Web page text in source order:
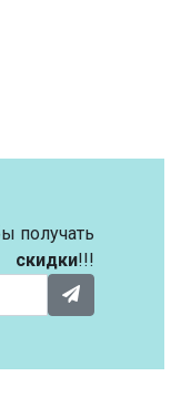
получать
скидки!!!